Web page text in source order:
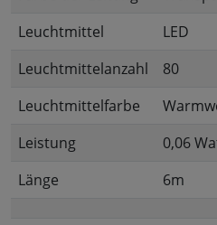
Leuchtmittel
LED
Leuchtmittelanzahl
80
Leuchtmittelfarbe
Leistung
0,06
Länge
6m